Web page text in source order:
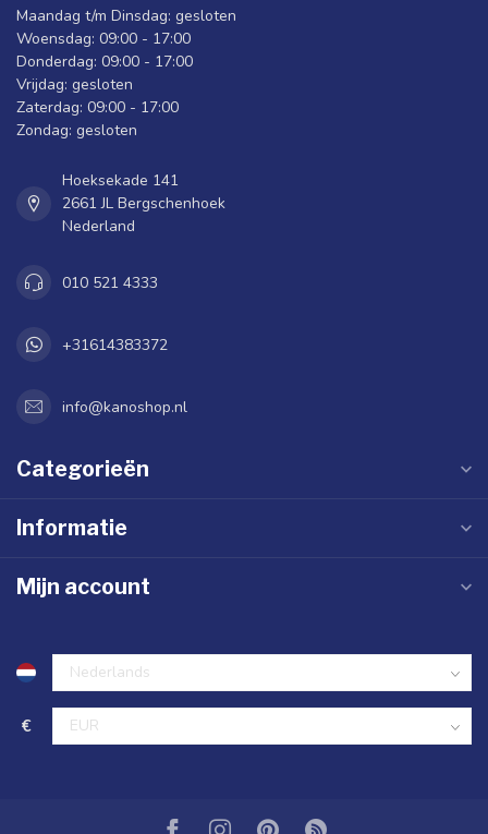
Maandag t/m Dinsdag: gesloten
Woensdag: 09:00 - 17:00
Donderdag: 09:00 - 17:00
Vrijdag: gesloten
Zaterdag: 09:00 - 17:00
Zondag: gesloten
Hoeksekade 141
2661 JL Bergschenhoek
Nederland
010 521 4333
+31614383372
info@kanoshop.nl
Categorieën
Informatie
Mijn account
€